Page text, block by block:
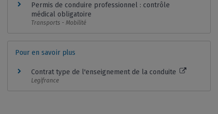
Permis de conduire professionnel : contrôle
médical obligatoire
Transports - Mobilité
Pour en savoir plus
Contrat type de l'enseignement de la conduite
Legifrance